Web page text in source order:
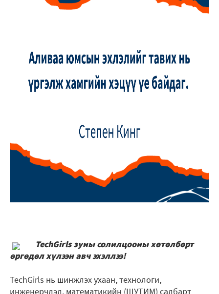
TechGirls зуны солилцооны хөтөлбөрт
өргөдөл хүлээн авч эхэллээ!
TechGirls нь шинжлэх ухаан, технологи,
инженерчлэл, математикийн (ШУТИМ) салбарт